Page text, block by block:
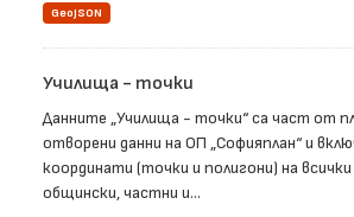
GeoJSON
Училища - точки
Данните „Училища - точки“ са част от
отворени данни на ОП „Софияплан“ и
координати (точки и полигони) на
общински, частни и...